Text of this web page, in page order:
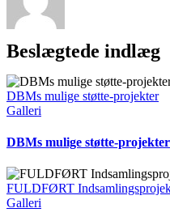
Beslægtede indlæg
DBMs mulige støtte-projekter
Galleri
DBMs mulige støtte-projekter
FULDFØRT
Galleri